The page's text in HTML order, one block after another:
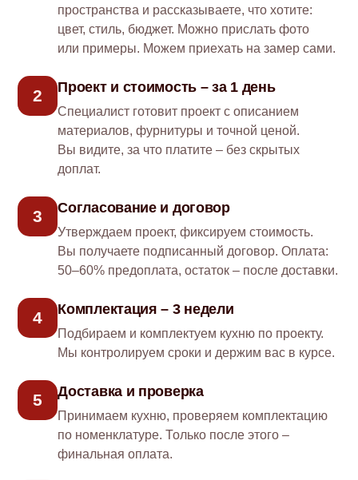
пространства и рассказываете, что хотите:
цвет, стиль, бюджет. Можно прислать фото
или примеры. Можем приехать на замер сами.
2 Проект и стоимость – за 1 день
Специалист готовит проект с описанием
материалов, фурнитуры и точной ценой.
Вы видите, за что платите – без скрытых
доплат.
3 Согласование и договор
Утверждаем проект, фиксируем стоимость.
Вы получаете подписанный договор. Оплата:
50–60% предоплата, остаток – после доставки.
4 Комплектация – 3 недели
Подбираем и комплектуем кухню по проекту.
Мы контролируем сроки и держим вас в курсе.
5 Доставка и проверка
Принимаем кухню, проверяем комплектацию
по номенклатуре. Только после этого –
финальная оплата.